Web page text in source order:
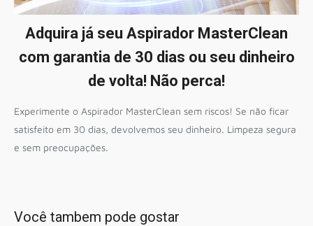
Adquira já seu Aspirador MasterClean
com garantia de 30 dias ou seu dinheiro
de volta! Não perca!
Experimente o Aspirador MasterClean sem riscos! Se não ficar
satisfeito em 30 dias, devolvemos seu dinheiro. Limpeza segura
e sem preocupações.
Você tambem pode gostar